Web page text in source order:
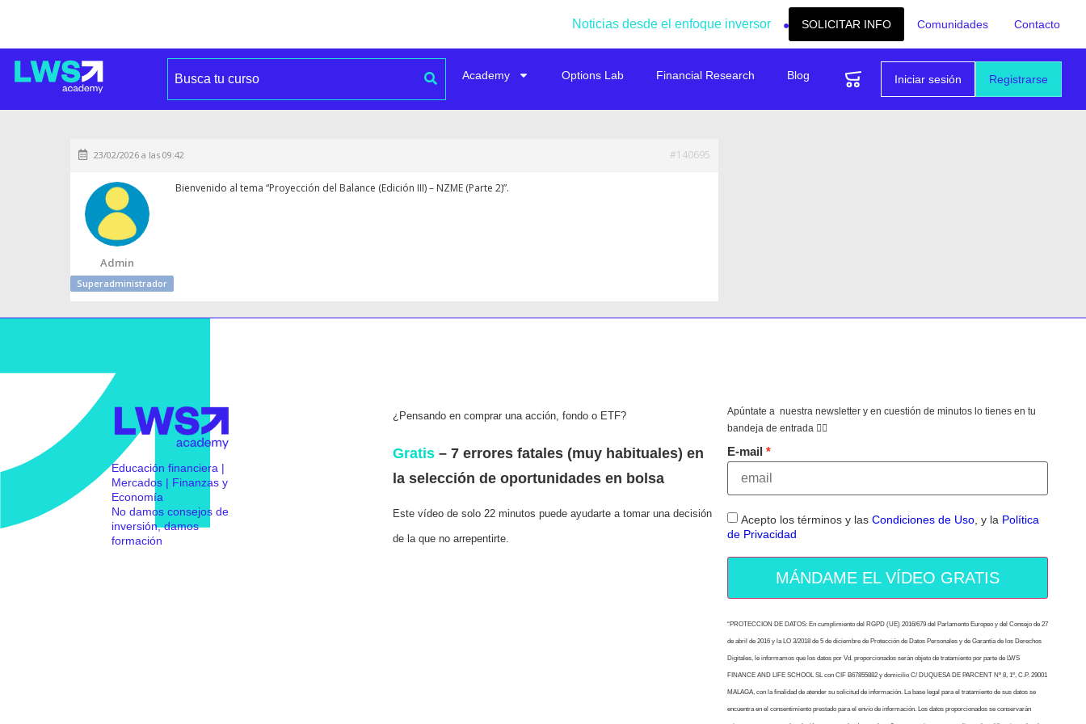
Noticias desde el enfoque inversor SOLICITAR INFO Comunidades Contacto
Registrarse
Iniciar sesión
Academy Options Lab Financial Research Blog
23/02/2026 a las 09:42 #140695
Admin
Superadministrador
Bienvenido al tema “Proyección del Balance (Edición III) – NZME (Parte 2)”.
Educación financiera |
Mercados | Finanzas y
Economía
No damos consejos de
inversión, damos
formación
¿Pensando en comprar una acción, fondo o ETF?
Gratis– 7 errores fatales (muy habituales) en
la selección de oportunidades en bolsa
Este vídeo de solo 22 minutos puede ayudarte a tomar una decisión
de la que no arrepentirte.
Apúntate a nuestra newsletter y en cuestión de minutos lo tienes en tu
bandeja de entrada 👇🏻
E-mail
Acepto los términos y las Condiciones de Uso, y la Política
de Privacidad
MÁNDAME EL VÍDEO GRATIS
“PROTECCION DE DATOS: En cumplimiento del RGPD (UE) 2016/679 del Parlamento Europeo y del Consejo de 27
de abril de 2016 y la LO 3/2018 de 5 de diciembre de Protección de Datos Personales y de Garantía de los Derechos
Digitales, le informamos que los datos por Vd. proporcionados serán objeto de tratamiento por parte de LWS
FINANCE AND LIFE SCHOOL SL con CIF B67855882 y domicilio C/ DUQUESA DE PARCENT Nº 8, 1º, C.P. 29001
MALAGA, con la finalidad de atender su solicitud de información. La base legal para el tratamiento de sus datos se
encuentra en el consentimiento prestado para el envío de información. Los datos proporcionados se conservarán